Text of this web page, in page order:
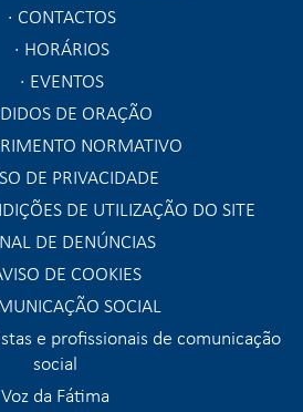
CONTACTOS
HORÁRIOS
EVENTOS
DE ORAÇÃO
NORMATIVO
DE PRIVACIDADE
DE UTILIZAÇÃO DO SITE
DE DENÚNCIAS
DE COOKIES
SOCIAL
e profissionais de comunicação
social
Voz da Fátima